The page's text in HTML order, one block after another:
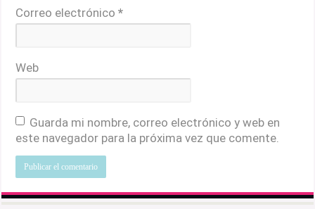
Correo electrónico*
Web
Guarda mi nombre, correo electrónico y web en
este navegador para la próxima vez que comente.